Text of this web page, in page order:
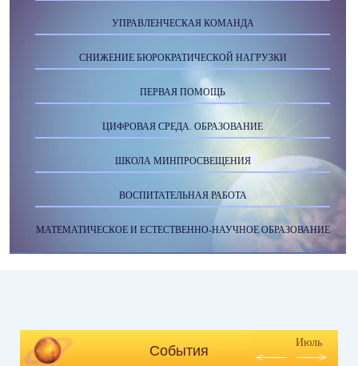
УПРАВЛЕНЧЕСКАЯ КОМАНДА
СНИЖЕНИЕ БЮРОКРАТИЧЕСКОЙ НАГРУЗКИ
ПЕРВАЯ ПОМОЩЬ
ЦИФРОВАЯ СРЕДА. ОБРАЗОВАНИЕ
ШКОЛА МИНПРОСВЕЩЕНИЯ
ВОСПИТАТЕЛЬНАЯ РАБОТА
МАТЕМАТИЧЕСКОЕ И ЕСТЕСТВЕННО-НАУЧНОЕ ОБРАЗОВАНИЕ
События
Июль